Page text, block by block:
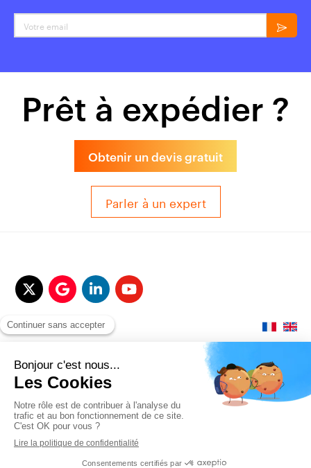
Votre email
Prêt à expédier ?
Obtenir un devis gratuit
Parler à un expert
© 2017-2025 QUALITAIR&SEA Dimotrans Group. Tout droits réservés.